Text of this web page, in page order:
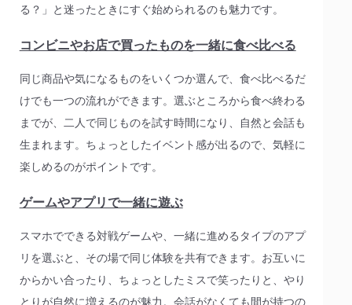
る？」と迷ったときにすぐ始められるのも魅力です。
コンビニやお店で買ったものを一緒に食べ比べる
同じ商品や気になるものをいくつか選んで、食べ比べるだ
けでも一つの流れができます。選ぶところから食べ終わる
までが、二人で同じものを試す時間になり、自然と会話も
生まれます。ちょっとしたイベント感が出るので、気軽に
楽しめるのがポイントです。
ゲームやアプリで一緒に遊ぶ
スマホでできる対戦ゲームや、一緒に進めるタイプのアプ
リを選ぶと、その場で同じ体験を共有できます。お互いに
からかい合ったり、ちょっとしたミスで笑ったりと、やり
とりが自然に増えるのが魅力。会話がなくても間が持つの